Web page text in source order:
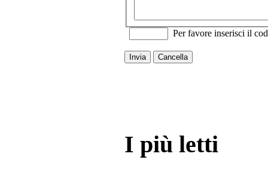
Per favore inserisci il
Invia Cancella
I più letti